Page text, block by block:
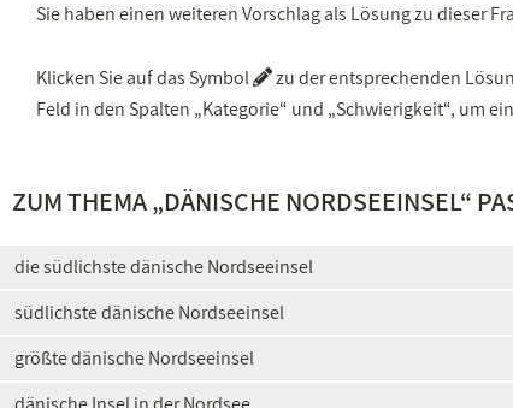
Sie haben einen weiteren Vorschlag als Lösung zu dieser
Klicken Sie auf das Symbol
zu der entsprechenden
Feld in den Spalten „Kategorie“ und „Schwierigkeit“, um
ZUM THEMA „DÄNISCHE NORDSEEINSEL“
die südlichste dänische Nordseeinsel
südlichste dänische Nordseeinsel
größte dänische Nordseeinsel